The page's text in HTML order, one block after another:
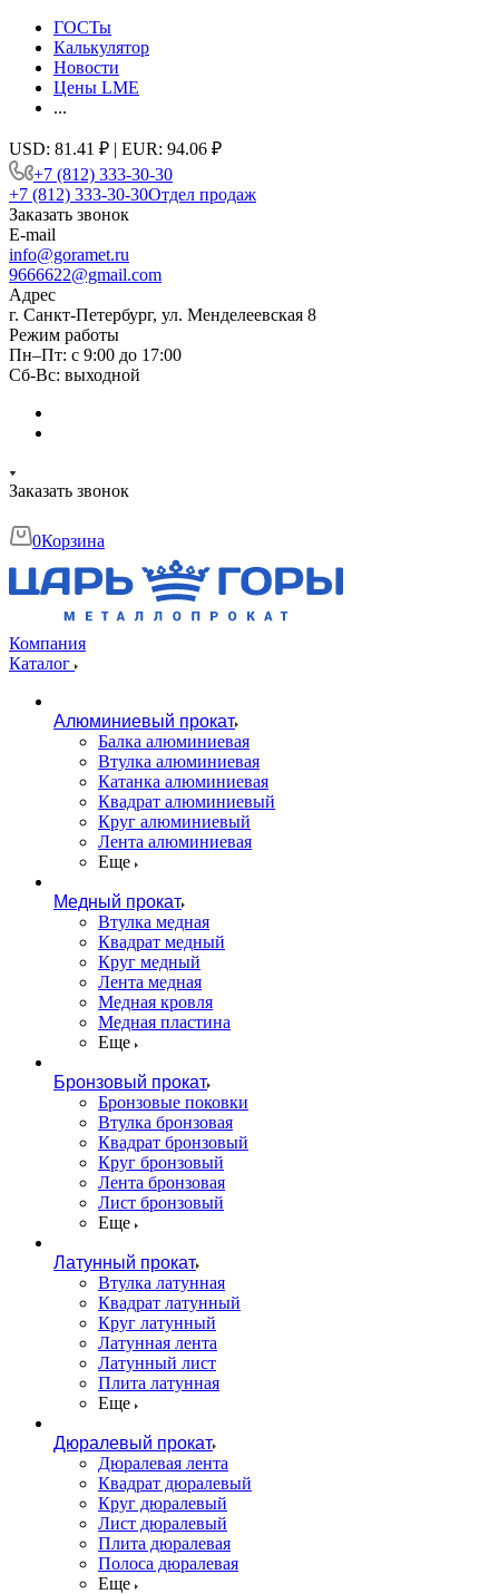
ГОСТы
Калькулятор
Новости
Цены LME
...
USD: 81.41 ₽ | EUR: 94.06 ₽
+7 (812) 333-30-30
+7 (812) 333-30-30Отдел продаж
Заказать звонок
E-mail
info@goramet.ru
9666622@gmail.com
Адрес
г. Санкт-Петербург, ул. Менделеевская 8
Режим работы
Пн–Пт: с 9:00 до 17:00
Сб-Вс: выходной
Заказать звонок
0Корзина
Компания
Каталог
Алюминиевый прокат
Балка алюминиевая
Втулка алюминиевая
Катанка алюминиевая
Квадрат алюминиевый
Круг алюминиевый
Лента алюминиевая
Еще
Медный прокат
Втулка медная
Квадрат медный
Круг медный
Лента медная
Медная кровля
Медная пластина
Еще
Бронзовый прокат
Бронзовые поковки
Втулка бронзовая
Квадрат бронзовый
Круг бронзовый
Лента бронзовая
Лист бронзовый
Еще
Латунный прокат
Втулка латунная
Квадрат латунный
Круг латунный
Латунная лента
Латунный лист
Плита латунная
Еще
Дюралевый прокат
Дюралевая лента
Квадрат дюралевый
Круг дюралевый
Лист дюралевый
Плита дюралевая
Полоса дюралевая
Еще